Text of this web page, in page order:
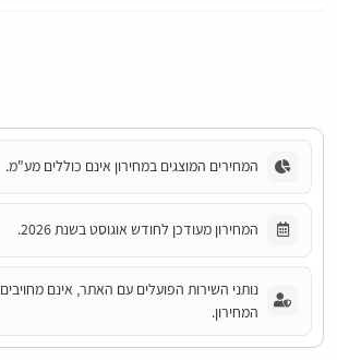
המחירים המוצגים במחירון אינם כוללים מע"מ.
המחירון מעודכן לחודש אוגוסט בשנת 2026.
נותני השירות הפועלים עם האתר, אינם
המחירון.